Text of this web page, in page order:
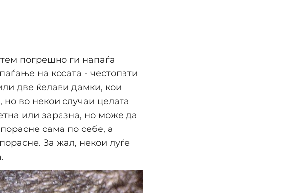
погрешно ги напаѓа
на косата - честопати
две ќелави дамки, кои
но во некои случаи целата
или заразна, но може да
сама по себе, а
За жал, некои луѓе